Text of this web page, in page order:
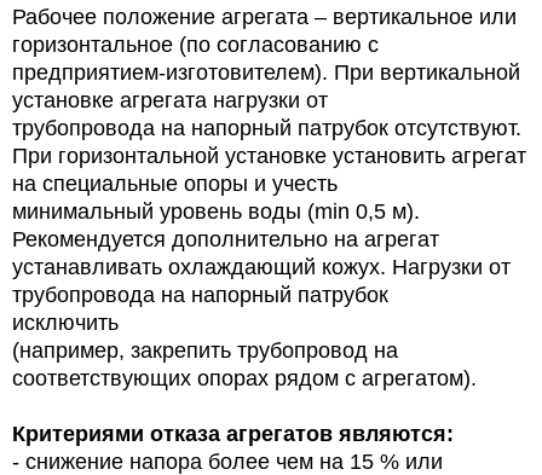
Рабочее положение агрегата – вертикальное или
горизонтальное (по согласованию с
предприятием-изготовителем). При вертикальной
установке агрегата нагрузки от
трубопровода на напорный патрубок отсутствуют.
При горизонтальной установке установить агрегат
на специальные опоры и учесть
минимальный уровень воды (min 0,5 м).
Рекомендуется дополнительно на агрегат
устанавливать охлаждающий кожух. Нагрузки от
трубопровода на напорный патрубок
исключить
(например, закрепить трубопровод на
соответствующих опорах рядом с агрегатом).
Критериями отказа агрегатов являются:
- снижение напора более чем на 15 % или